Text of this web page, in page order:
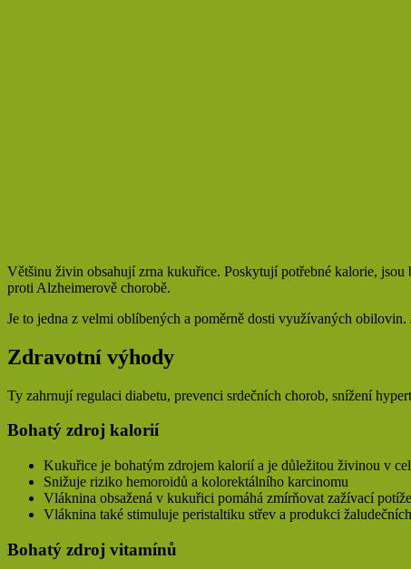
Většinu živin obsahují zrna kukuřice. Poskytují potřebné kalorie,
proti Alzheimerově chorobě.
Je to jedna z velmi oblíbených a poměrně dosti využívaných
Zdravotní výhody
Ty zahrnují regulaci diabetu, prevenci srdečních chorob, snížení
Bohatý zdroj kalorií
Kukuřice je bohatým zdrojem kalorií a je důležitou živinou v
Snižuje riziko hemoroidů a kolorektálního karcinomu
Vláknina obsažená v kukuřici pomáhá zmírňovat zažívací
Vláknina také stimuluje peristaltiku střev a produkci
Bohatý zdroj vitamínů